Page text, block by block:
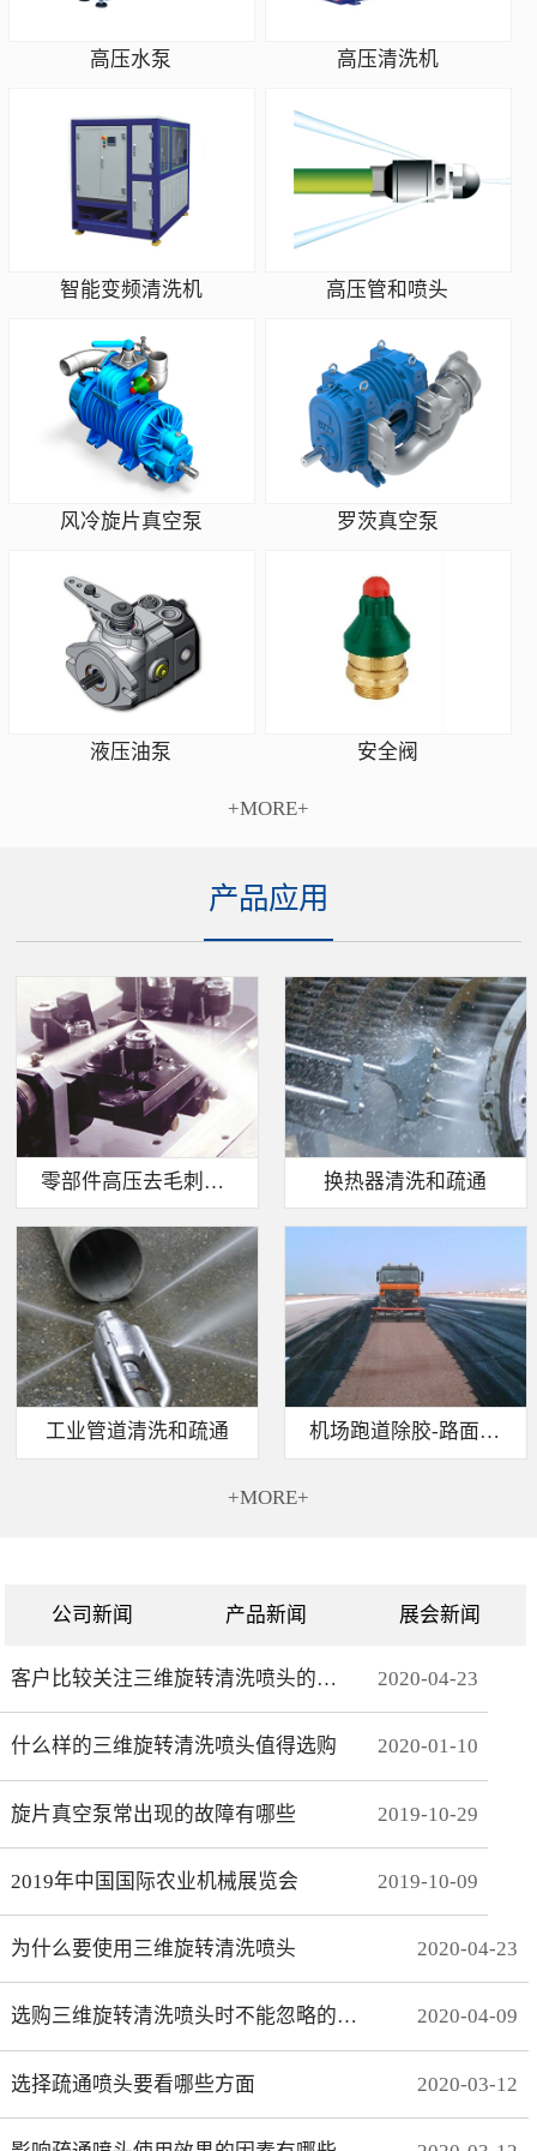
高压水泵 高压清洗机
智能变频清洗机 高压管和喷头
风冷旋片真空泵 罗茨真空泵
液压油泵 安全阀
+MORE+
产品应用
零部件高压去毛刺清洗 换热器清洗和疏通
工业管道清洗和疏通 机场跑道除胶-路面标线清除
+MORE+
公司新闻 产品新闻 展会新闻
客户比较关注三维旋转清洗喷头的哪些方面 2020-04-23
什么样的三维旋转清洗喷头值得选购 2020-01-10
旋片真空泵常出现的故障有哪些 2019-10-29
2019年中国国际农业机械展览会 2019-10-09
为什么要使用三维旋转清洗喷头 2020-04-23
选购三维旋转清洗喷头时不能忽略的事项有哪些 2020-04-09
选择疏通喷头要看哪些方面 2020-03-12